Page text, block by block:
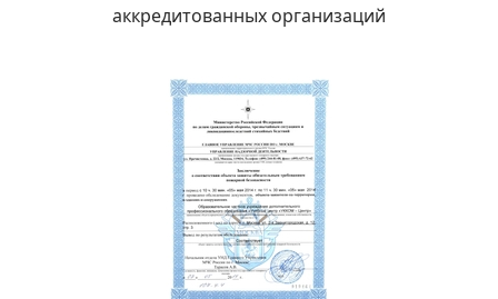
аккредитованных организаций